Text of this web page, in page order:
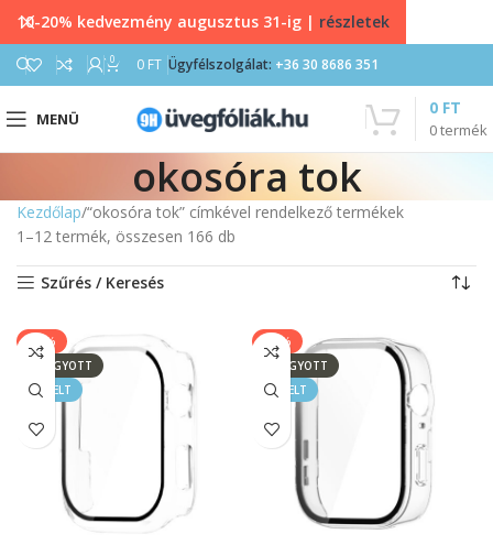
0 0 FT Ügyfélszolgálat: +36 30 8686 351
MENÜ
0termék
0 FT
okosóra tok
Kezdőlap “okosóra tok” címkével rendelkező termékek
1–12 termék, összesen 166 db
Szűrés / Keresés
-20%
ELFOGYOTT
KIEMELT
-20%
ELFOGYOTT
KIEMELT
10-20% kedvezmény augusztus 31-ig | részletek